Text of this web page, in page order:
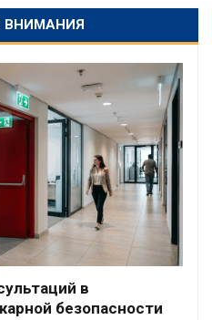
ВНИМАНИЯ
в
безопасности